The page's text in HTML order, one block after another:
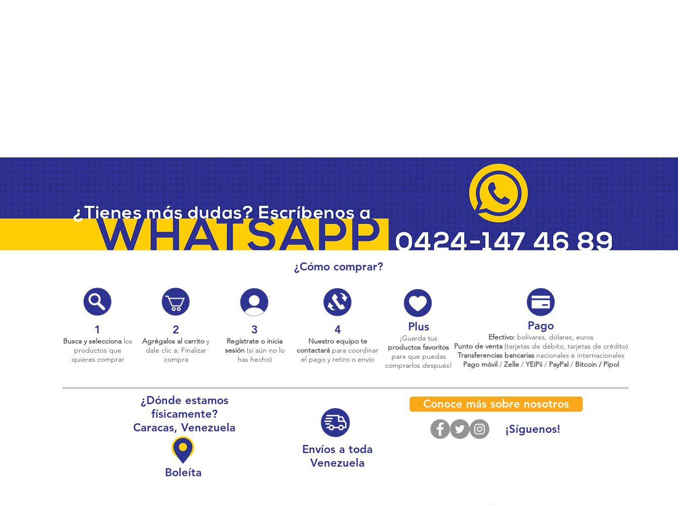
¿Cómo comprar?
1
Busca y selecciona los
productos que
quieres comprar
2
Agrégalos al carrito y
dale clic a: Finalizar
compra
3
Regístrate o inicia
sesión(si aún no lo
has hecho)
4
Nuestro equipo te
contactará para coordinar
el pago y retiro o envío
Plus
¡Guarda tus
productos favoritos
para que puedas
comprarlos después!
Pago
Efectivo: bolívares, dólares, euros
Punto de venta (tarjetas de débito, tarjetas de crédito)
Transferencias bancariasnacionales e internacionales
Pago móvil/ Zelle/ YEiPii/ PayPal / Bitcoin / Pipol
¿Dónde estamos
físicamente?
Caracas, Venezuela
Boleíta
Envíos a toda
Venezuela
Conoce más sobre nosotros
¡Síguenos!